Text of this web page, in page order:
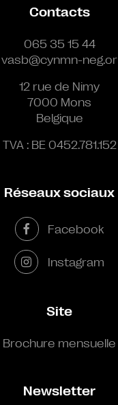
Contacts
065 35 15 44
vasb@cynmn-neg.or
12 rue de Nimy
7000 Mons
Belgique
TVA : BE 0452.781.152
Réseaux sociaux
Facebook
Instagram
Site
Brochure mensuelle
Newsletter